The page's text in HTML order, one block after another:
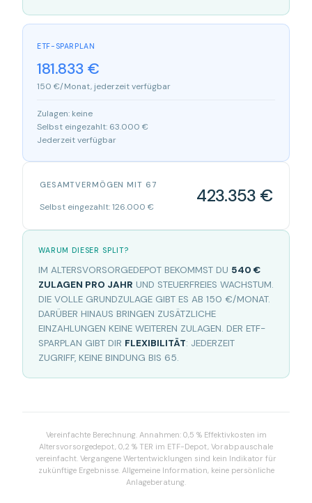
ETF-SPARPLAN
181.833 €
150 €/Monat, jederzeit verfügbar
Zulagen: keine
Selbst eingezahlt: 63.000 €
Jederzeit verfügbar
GESAMTVERMÖGEN MIT 67
Selbst eingezahlt: 126.000 €
423.353 €
WARUM DIESER SPLIT?
IM ALTERSVORSORGEDEPOT BEKOMMST DU 540 €
ZULAGEN PRO JAHR UND STEUERFREIES WACHSTUM.
DIE VOLLE GRUNDZULAGE GIBT ES AB 150 €/MONAT.
DARÜBER HINAUS BRINGEN ZUSÄTZLICHE
EINZAHLUNGEN KEINE WEITEREN ZULAGEN. DER ETF-
SPARPLAN GIBT DIR FLEXIBILITÄT: JEDERZEIT
ZUGRIFF, KEINE BINDUNG BIS 65.
Vereinfachte Berechnung. Annahmen: 0,5 % Effektivkosten im
Altersvorsorgedepot, 0,2 % TER im ETF-Depot, Vorabpauschale
vereinfacht. Vergangene Wertentwicklungen sind kein Indikator für
zukünftige Ergebnisse. Allgemeine Information, keine persönliche
Anlageberatung.